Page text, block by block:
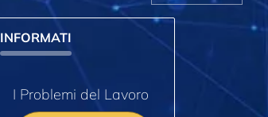
INFORMATI
I Problemi del Lavoro